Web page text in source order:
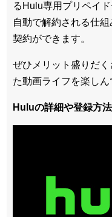
るHulu専用プリペイ
自動で解約される仕
契約ができます。
ぜひメリット盛りだ
た動画ライフを楽し
Huluの詳細や登録方